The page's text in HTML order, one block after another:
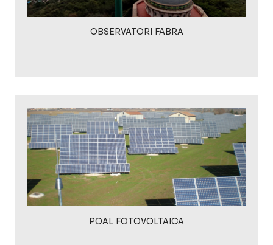
OBSERVATORI FABRA
POAL FOTOVOLTAICA